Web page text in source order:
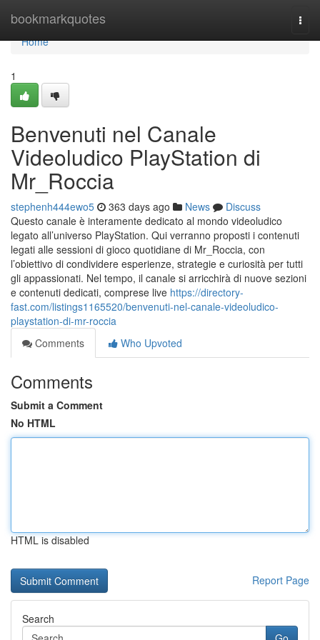
bookmarkquotes
Home
Home
1
Benvenuti nel Canale
Videoludico PlayStation di
Mr_Roccia
stephenh444ewo5 363 days ago News
Discuss
Questo canale è interamente dedicato al mondo videoludico
legato all’universo PlayStation. Qui verranno proposti i contenuti
legati alle sessioni di gioco quotidiane di Mr_Roccia, con
l’obiettivo di condividere esperienze, strategie e curiosità per tutti
gli appassionati. Nel tempo, il canale si arricchirà di nuove sezioni
e contenuti dedicati, comprese live https://directory-
fast.com/listings1165520/benvenuti-nel-canale-videoludico-
playstation-di-mr-roccia
Comments
Who Upvoted
Comments
Submit a Comment
No HTML
HTML is disabled
Report Page
Search